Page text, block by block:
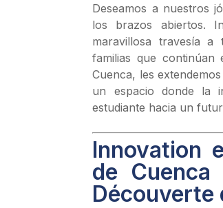
Deseamos a nuestros
los brazos abiertos.
maravillosa travesía a
familias que continúan
Cuenca, les
un espacio donde la
estudiante hacia un
Innovation
de
Découverte